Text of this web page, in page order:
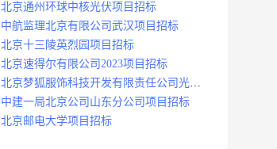
北京通州环球中核光伏项目招标
中航监理北京有限公司武汉项目招标
北京十三陵英烈园项目招标
北京速得尔有限公司2023项目招标
北京梦狐服饰科技开发有限责任公司光绿
能项目招标公告
中建一局北京公司山东分公司项目招标
北京邮电大学项目招标